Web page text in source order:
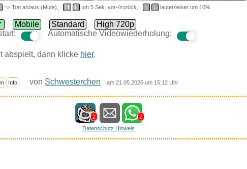
=> Ton an/aus (Mute), H L um 5 Sek. vor-/zurück, ↑ ↓ lauter/leiser um 10%
Mobile Standard
High 720p
Automatische Videowiederholung:
abspielt, dann klicke hier.
Info von Schwesterchen am 21.05.2026 um 15:12 Uhr
2
2
Datenschutz Hinweis